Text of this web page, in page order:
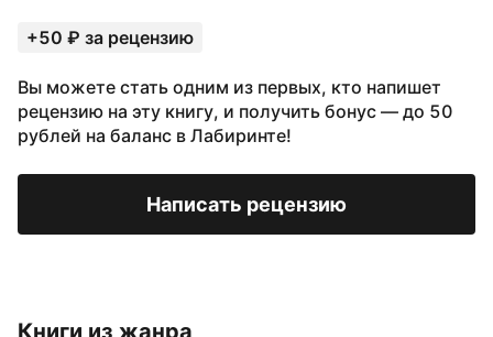
+50 ₽ за рецензию
Вы можете стать одним из первых, кто напишет
рецензию на эту книгу, и получить бонус — до 50
рублей на баланс в Лабиринте!
Написать рецензию
Книги из жанра